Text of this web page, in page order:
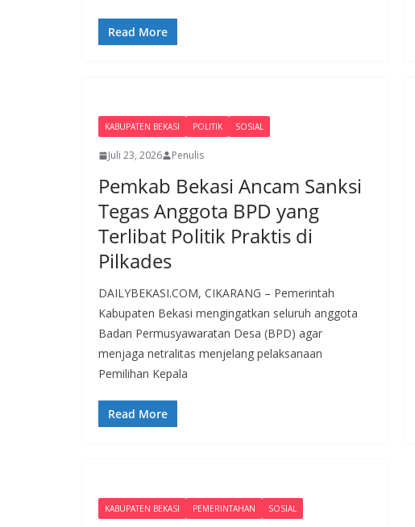
Read More
KABUPATEN BEKASI POLITIK SOSIAL
Juli 23, 2026 Penulis
Pemkab Bekasi Ancam Sanksi
Tegas Anggota BPD yang
Terlibat Politik Praktis di
Pilkades
DAILYBEKASI.COM, CIKARANG – Pemerintah
Kabupaten Bekasi mengingatkan seluruh anggota
Badan Permusyawaratan Desa (BPD) agar
menjaga netralitas menjelang pelaksanaan
Pemilihan Kepala
Read More
KABUPATEN BEKASI PEMERINTAHAN SOSIAL